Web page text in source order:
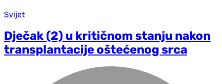
Svijet
Dječak (2) u kritičnom stanju nakon
transplantacije oštećenog srca